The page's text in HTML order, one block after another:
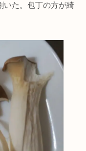
いた。包丁の方が綺